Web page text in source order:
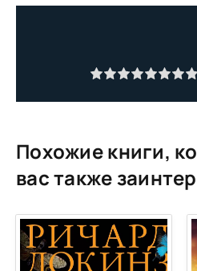
Похожие книги,
вас также